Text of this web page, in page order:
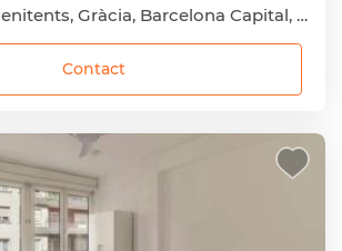
Vallcarca-Els Penitents, Gràcia, Barcelona Capital, Barcelona
Contact